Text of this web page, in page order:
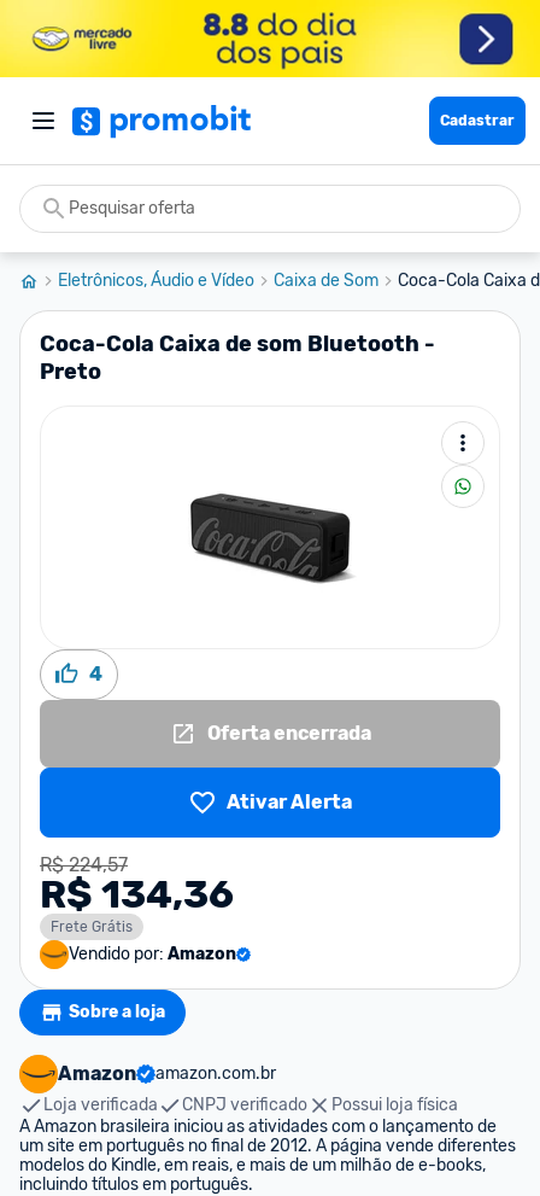
Cadastrar
Eletrônicos, Áudio e Vídeo Caixa de Som Coca-Cola Caixa
Coca-Cola Caixa de som Bluetooth -
Preto
4
Oferta encerrada
Ativar Alerta
R$ 224,57
R$ 134,36
Frete Grátis
Vendido por: Amazon
Sobre a loja
Amazon
amazon.com.br
Loja verificada
CNPJ verificado
Possui loja física
A Amazon brasileira iniciou as atividades com o lançamento de
um site em português no final de 2012. A página vende diferentes
modelos do Kindle, em reais, e mais de um milhão de e-books,
incluindo títulos em português.